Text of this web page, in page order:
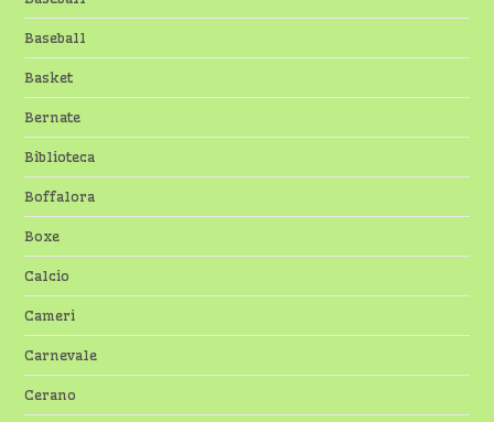
Baseball
Basket
Bernate
Biblioteca
Boffalora
Boxe
Calcio
Cameri
Carnevale
Cerano